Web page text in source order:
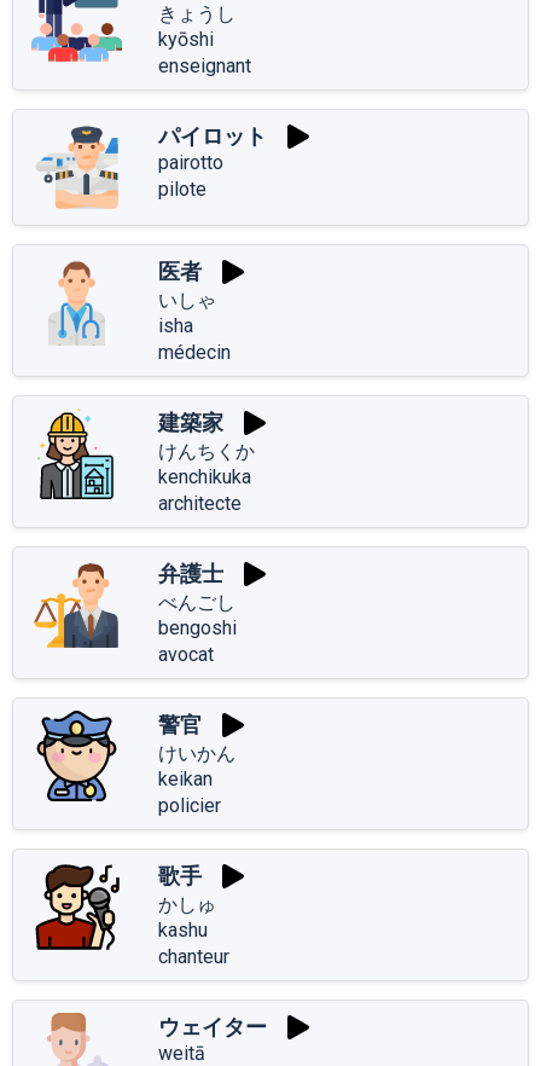
きょうし
kyōshi
enseignant
パイロット
pairotto
pilote
医者
いしゃ
isha
médecin
建築家
けんちくか
kenchikuka
architecte
弁護士
べんごし
bengoshi
avocat
警官
けいかん
keikan
policier
歌手
かしゅ
kashu
chanteur
ウェイター
weitā